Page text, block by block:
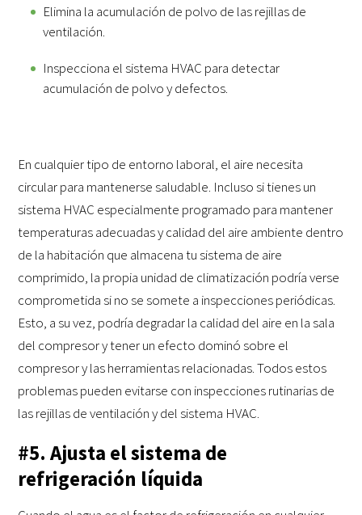
Elimina la acumulación de polvo de las rejillas de
ventilación.
Inspecciona el sistema HVAC para detectar
acumulación de polvo y defectos.
En cualquier tipo de entorno laboral, el aire necesita
circular para mantenerse saludable. Incluso si tienes un
sistema HVAC especialmente programado para mantener
temperaturas adecuadas y calidad del aire ambiente dentro
de la habitación que almacena tu sistema de aire
comprimido, la propia unidad de climatización podría verse
comprometida si no se somete a inspecciones periódicas.
Esto, a su vez, podría degradar la calidad del aire en la sala
del compresor y tener un efecto dominó sobre el
compresor y las herramientas relacionadas. Todos estos
problemas pueden evitarse con inspecciones rutinarias de
las rejillas de ventilación y del sistema HVAC.
#5. Ajusta el sistema de
refrigeración líquida